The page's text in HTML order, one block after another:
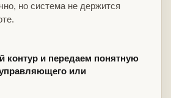
но система не держится
контур и передаем понятную
или